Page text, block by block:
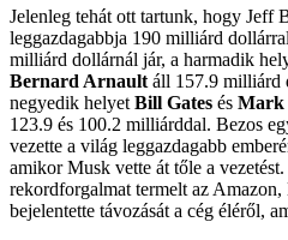
Jelenleg tehát ott tartunk, hogy Jeff
leggazdagabbja 190 milliárd
milliárd dollárnál jár, a harmadik
Bernard Arnaultáll 157.9 milliárd
negyedik helyetBill Gates és Mark
123.9 és 100.2 milliárddal. Bezos
vezette a világ leggazdagabb
amikor Musk vette át tőle a
rekordforgalmat termelt az Amazon,
bejelentette távozását a cég éléről,